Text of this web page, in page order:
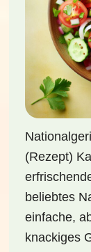
(Rezept)
beliebtes
einfache,
knackiges